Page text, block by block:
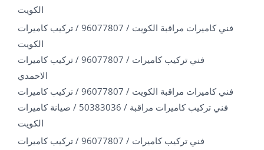
الكويت
فني كاميرات مراقبة الكويت / 96077807 / تركيب كاميرات
الكويت
فني تركيب كاميرات / 96077807 / تركيب كاميرات
الاحمدي
فني كاميرات مراقبة الكويت / 96077807 / تركيب كاميرات
فني تركيب كاميرات مراقبة / 50383036 / صيانة كاميرات
الكويت
فني تركيب كاميرات / 96077807 / تركيب كاميرات